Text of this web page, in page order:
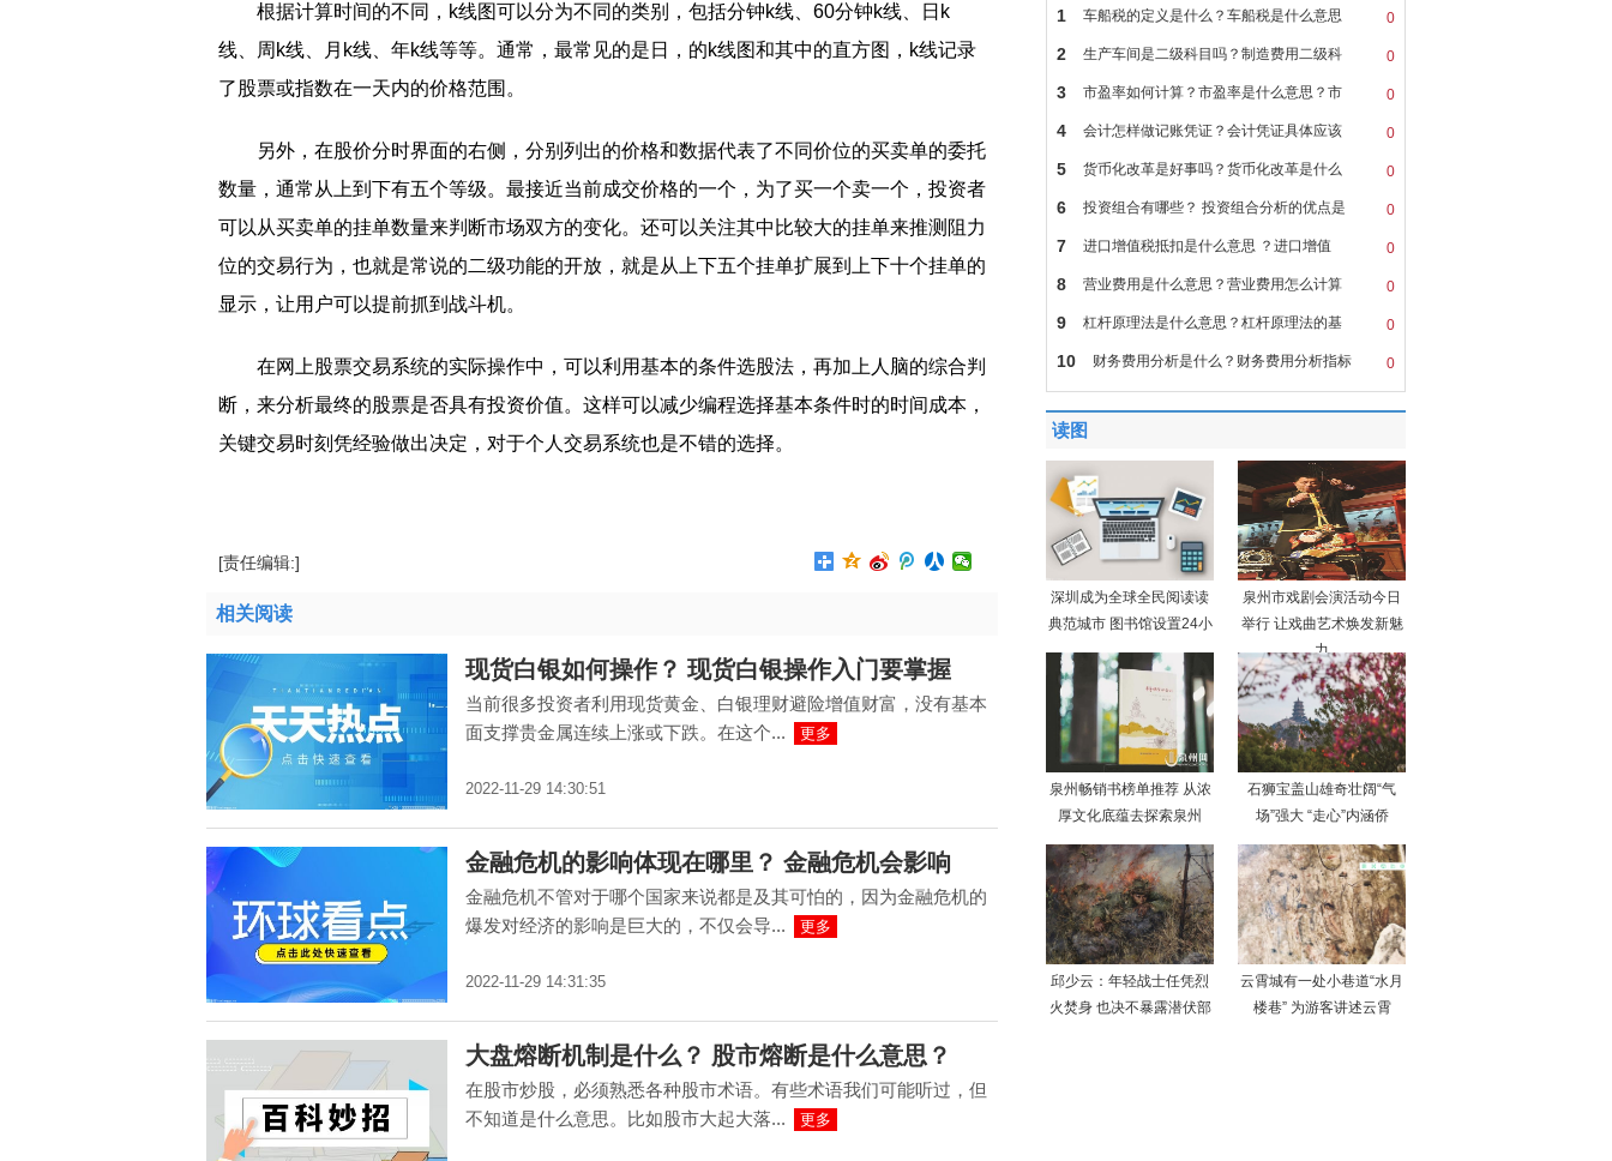
根据计算时间的不同，k线图可以分为不同的类别，包括分钟k线、60分钟k线、日k
线、周k线、月k线、年k线等等。通常，最常见的是日，的k线图和其中的直方图，k线记录
了股票或指数在一天内的价格范围。
另外，在股价分时界面的右侧，分别列出的价格和数据代表了不同价位的买卖单的委托
数量，通常从上到下有五个等级。最接近当前成交价格的一个，为了买一个卖一个，投资者
可以从买卖单的挂单数量来判断市场双方的变化。还可以关注其中比较大的挂单来推测阻力
位的交易行为，也就是常说的二级功能的开放，就是从上下五个挂单扩展到上下十个挂单的
显示，让用户可以提前抓到战斗机。
在网上股票交易系统的实际操作中，可以利用基本的条件选股法，再加上人脑的综合判
断，来分析最终的股票是否具有投资价值。这样可以减少编程选择基本条件时的时间成本，
关键交易时刻凭经验做出决定，对于个人交易系统也是不错的选择。
[责任编辑:]
相关阅读
现货白银如何操作？ 现货白银操作入门要掌握
当前很多投资者利用现货黄金、白银理财避险增值财富，没有基本
面支撑贵金属连续上涨或下跌。在这个...
更多
2022-11-29 14:30:51
金融危机的影响体现在哪里？ 金融危机会影响
金融危机不管对于哪个国家来说都是及其可怕的，因为金融危机的
爆发对经济的影响是巨大的，不仅会导...
更多
2022-11-29 14:31:35
大盘熔断机制是什么？ 股市熔断是什么意思？
在股市炒股，必须熟悉各种股市术语。有些术语我们可能听过，但
不知道是什么意思。比如股市大起大落...
更多
0
1 车船税的定义是什么？车船税是什么意思
0
2 生产车间是二级科目吗？制造费用二级科
0
3 市盈率如何计算？市盈率是什么意思？市
0
4 会计怎样做记账凭证？会计凭证具体应该
0
5 货币化改革是好事吗？货币化改革是什么
0
6 投资组合有哪些？ 投资组合分析的优点是
0
7 进口增值税抵扣是什么意思 ？进口增值
0
8 营业费用是什么意思？营业费用怎么计算
0
9 杠杆原理法是什么意思？杠杆原理法的基
0
10 财务费用分析是什么？财务费用分析指标
读图
深圳成为全球全民阅读读
典范城市 图书馆设置24小
泉州市戏剧会演活动今日
举行 让戏曲艺术焕发新魅
力
泉州畅销书榜单推荐 从浓
厚文化底蕴去探索泉州
石狮宝盖山雄奇壮阔“气
场”强大 “走心”内涵侨
邱少云：年轻战士任凭烈
火焚身 也决不暴露潜伏部
云霄城有一处小巷道“水月
楼巷” 为游客讲述云霄